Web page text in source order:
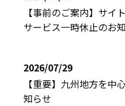
【事前のご案内】サイ
サービス一時休止のお
2026/07/29
【重要】九州地方を中
知らせ